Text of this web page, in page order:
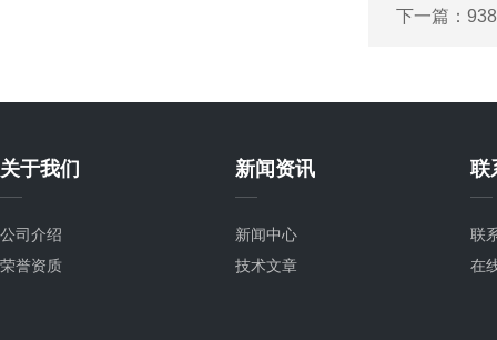
下一篇：
关于我们
公司介绍
荣誉资质
新闻资讯
新闻中心
技术文章
联
联
在